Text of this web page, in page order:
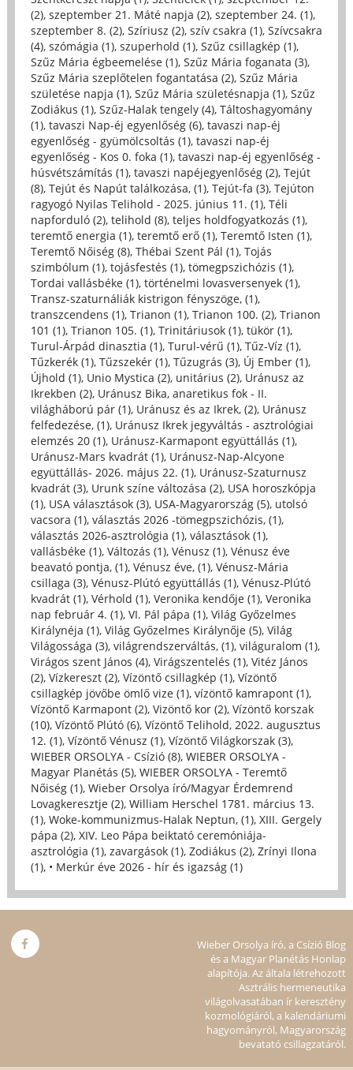
(2), szeptember 21. Máté napja (2), szeptember 24. (1),
szeptember 8. (2), Szíriusz (2), szív csakra (1), Szívcsakra
(4), szómágia (1), szuperhold (1), Szűz csillagkép (1),
Szűz Mária égbeemelése (1), Szűz Mária foganata (3),
Szűz Mária szeplőtelen fogantatása (2), Szűz Mária
születése napja (1), Szűz Mária születésnapja (1), Szűz
Zodiákus (1), Szűz-Halak tengely (4), Táltoshagyomány
(1), tavaszi Nap-éj egyenlőség (6), tavaszi nap-éj
egyenlőség - gyümölcsoltás (1), tavaszi nap-éj
egyenlőség - Kos 0. foka (1), tavaszi nap-éj egyenlőség -
húsvétszámítás (1), tavaszi napéjegyenlőség (2), Tejút
(8), Tejút és Napút találkozása, (1), Tejút-fa (3), Tejúton
ragyogó Nyilas Telihold - 2025. június 11. (1), Téli
napforduló (2), telihold (8), teljes holdfogyatkozás (1),
teremtő energia (1), teremtő erő (1), Teremtő Isten (1),
Teremtő Nőiség (8), Thébai Szent Pál (1), Tojás
szimbólum (1), tojásfestés (1), tömegpszichózis (1),
Tordai vallásbéke (1), történelmi lovasversenyek (1),
Transz-szaturnáliák kistrigon fényszöge, (1),
transzcendens (1), Trianon (1), Trianon 100. (2), Trianon
101 (1), Trianon 105. (1), Trinitáriusok (1), tükör (1),
Turul-Árpád dinasztia (1), Turul-vérű (1), Tűz-Víz (1),
Tűzkerék (1), Tűzszekér (1), Tűzugrás (3), Új Ember (1),
Újhold (1), Unio Mystica (2), unitárius (2), Uránusz az
Ikrekben (2), Uránusz Bika, anaretikus fok - II.
világháború pár (1), Uránusz és az Ikrek, (2), Uránusz
felfedezése, (1), Uránusz Ikrek jegyváltás - asztrológiai
elemzés 20 (1), Uránusz-Karmapont együttállás (1),
Uránusz-Mars kvadrát (1), Uránusz-Nap-Alcyone
együttállás- 2026. május 22. (1), Uránusz-Szaturnusz
kvadrát (3), Urunk színe változása (2), USA horoszkópja
(1), USA választások (3), USA-Magyarország (5), utolsó
vacsora (1), választás 2026 -tömegpszichózis, (1),
választás 2026-asztrológia (1), választások (1),
vallásbéke (1), Változás (1), Vénusz (1), Vénusz éve
beavató pontja, (1), Vénusz éve, (1), Vénusz-Mária
csillaga (3), Vénusz-Plútó együttállás (1), Vénusz-Plútó
kvadrát (1), Vérhold (1), Veronika kendője (1), Veronika
nap február 4. (1), VI. Pál pápa (1), Világ Győzelmes
Királynéja (1), Világ Győzelmes Királynője (5), Világ
Világossága (3), világrendszerváltás, (1), világuralom (1),
Virágos szent János (4), Virágszentelés (1), Vitéz János
(2), Vízkereszt (2), Vízöntő csillagkép (1), Vízöntő
csillagkép jövőbe ömlő vize (1), vízöntő kamrapont (1),
Vízöntő Karmapont (2), Vizöntő kor (2), Vízöntő korszak
(10), Vízöntő Plútó (6), Vízöntő Telihold, 2022. augusztus
12. (1), Vízöntő Vénusz (1), Vízöntő Világkorszak (3),
WIEBER ORSOLYA - Csízió (8), WIEBER ORSOLYA -
Magyar Planétás (5), WIEBER ORSOLYA - Teremtő
Nőiség (1), Wieber Orsolya író/Magyar Érdemrend
Lovagkeresztje (2), William Herschel 1781. március 13.
(1), Woke-kommunizmus-Halak Neptun, (1), XIII. Gergely
pápa (2), XIV. Leo Pápa beiktató ceremóniája-
asztrológia (1), zavargások (1), Zodiákus (2), Zrínyi Ilona
(1), • Merkúr éve 2026 - hír és igazság (1)
Wieber Orsolya író, a Csízió Blog
és a Magyar Planétás Honlap
alapítója. Az általa létrehozott
Asztrális hermeneutika
világolvasatában ír keresztény
kozmológiáról, a kalendáriumi
hagyományról, Magyarország
bevatató csillagzatáról.